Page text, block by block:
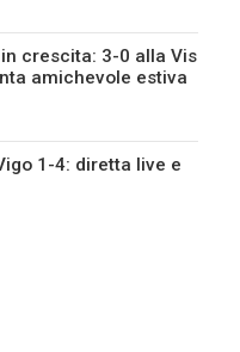
crescita: 3-0 alla Vis
amichevole estiva
1-4: diretta live e